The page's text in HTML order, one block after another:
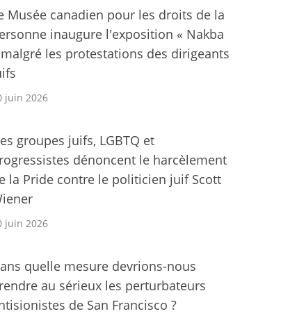
Musée canadien pour les droits de la
inaugure l'exposition « Nakba
les protestations des dirigeants
juin 2026
groupes juifs, LGBTQ et
dénoncent le harcèlement
la Pride contre le politicien juif Scott
juin 2026
quelle mesure devrions-nous
au sérieux les perturbateurs
de San Francisco ?